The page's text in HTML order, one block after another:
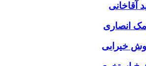
آقاخانی
انصاری
خیرابی